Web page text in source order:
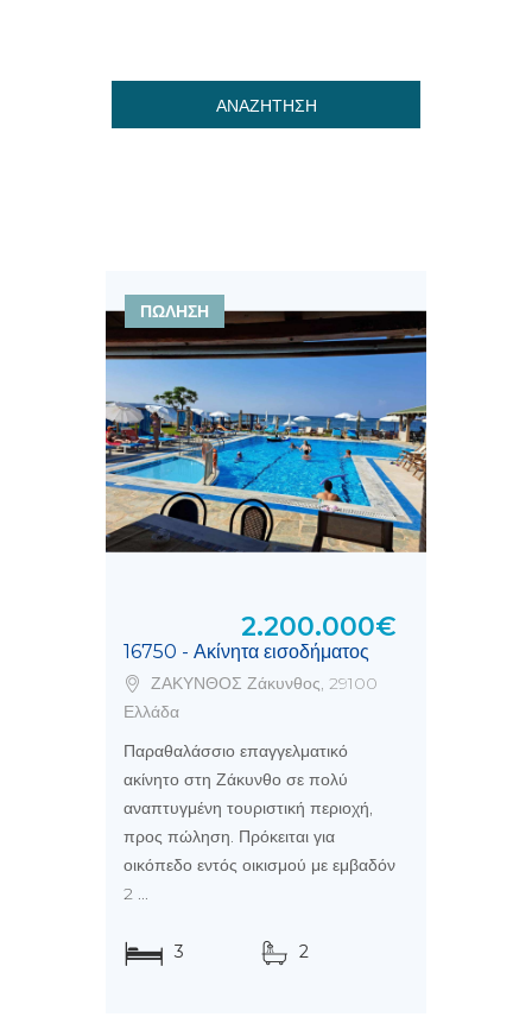
ΑΝΑΖΗΤΗΣΗ
ΠΩΛΗΣΗ
16750 - Ακίνητα εισοδήματος
2.200.000€
ΖΑΚΥΝΘΟΣ Ζάκυνθος, 29100
Ελλάδα
Παραθαλάσσιο επαγγελματικό
ακίνητο στη Ζάκυνθο σε πολύ
αναπτυγμένη τουριστική περιοχή,
προς πώληση. Πρόκειται για
οικόπεδο εντός οικισμού με εμβαδόν
2 ...
3 2